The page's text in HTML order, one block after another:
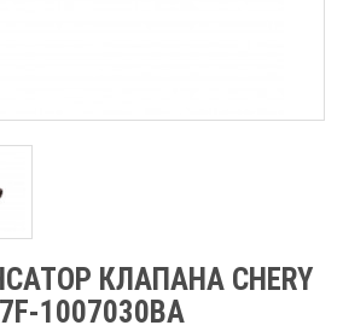
КЛАПАНА CHERY
1007030BA